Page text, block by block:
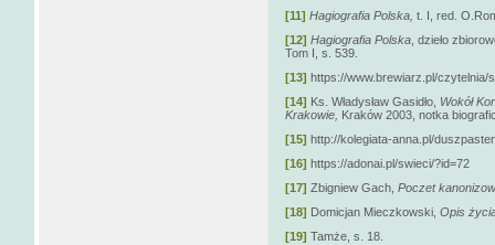
[11] Hagiografia Polska, t. I, red.
[12] Hagiografia Polska , dzieło
Tom I, s. 539.
[13] https://www.brewiarz.pl/czytelnia/
[14] Ks. Władysław Gasidło, Wokół
Krakowie, Kraków 2003, notka
[15] http://kolegiata-anna.pl/
[16] https://adonai.pl/swieci/?id=72
[17] Zbigniew Gach, Poczet
[18] Domicjan Mieczkowski, Opis
[19] Tamże, s. 18.